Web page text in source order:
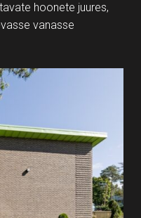
hoonete juures,
vanasse